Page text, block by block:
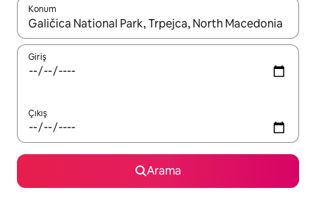
Konum
Sonuçlar kullanılabilir olduğunda yukarı ve aşağı oklarıyla
Giriş
Çıkış
Arama